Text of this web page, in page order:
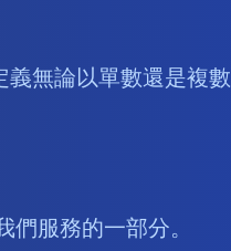
無論以單數還是複數
服務的一部分。